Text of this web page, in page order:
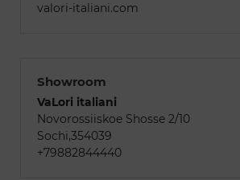
valori-italiani.com
Showroom
VaLori italiani
Novorossiiskoe Shosse 2/10
Sochi,354039
+79882844440